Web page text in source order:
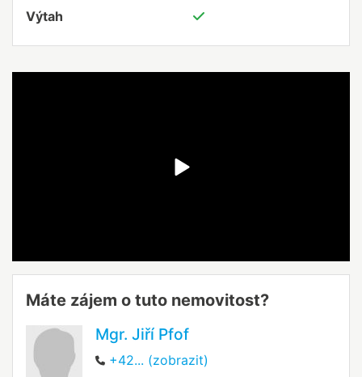
Výtah
Máte zájem o tuto nemovitost?
Mgr. Jiří Pfof
+42... (zobrazit)